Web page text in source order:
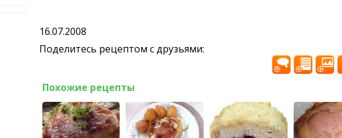
16.07.2008
Поделитесь рецептом с друзьями:
Похожие рецепты